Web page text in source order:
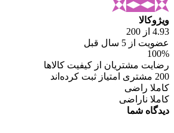
ویژوکالا
4.93 از 200
عضویت از 5 سال قبل
100%
رضایت مشتریان از کیفیت کالاها
200 مشتری امتیاز ثبت کرده‌اند
کاملا راضی
کاملا ناراضی
دیدگاه شما